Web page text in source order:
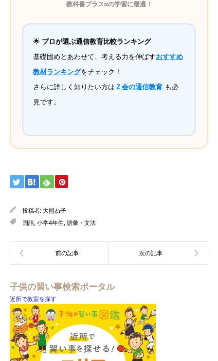
教科書プラスαの学習に最適！
🌟 プロが選ぶ通信教育比較ランキング
基礎固めとあわせて、考える力を伸ばすおすすめ
教材ランキングをチェック！
さらに詳しく知りたい方は Ｚ会の通信教育 も必
見です。
投稿者:大熊ね子
国語,小学4年生,語彙・文法
子供の習い事検索ポータル
近所で教室を探す